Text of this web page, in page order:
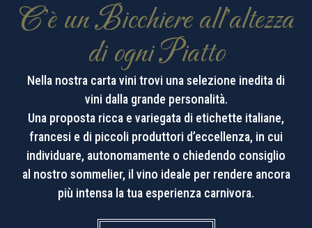
C'è un Bicchiere all'altezza
di ogni Piatto
Nella nostra carta vini trovi una selezione inedita di
vini dalla grande personalità.
Una proposta ricca e variegata di etichette italiane,
francesi e di piccoli produttori d’eccellenza, in cui
individuare, autonomamente o chiedendo consiglio
al nostro sommelier, il vino ideale per rendere ancora
più intensa la tua esperienza carnivora.